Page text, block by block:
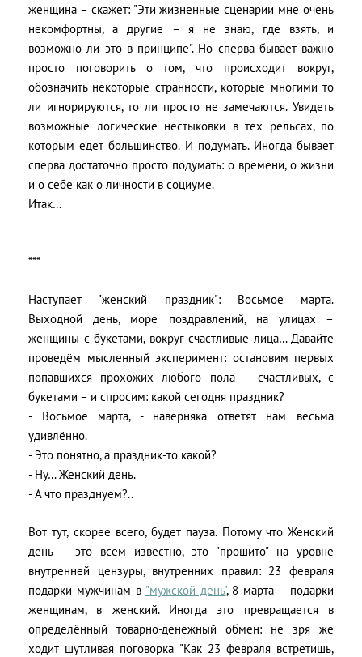
женщина – скажет: "Эти жизненные сценарии мне очень
некомфортны, а другие – я не знаю, где взять, и
возможно ли это в принципе". Но сперва бывает важно
просто поговорить о том, что происходит вокруг,
обозначить некоторые странности, которые многими то
ли игнорируются, то ли просто не замечаются. Увидеть
возможные логические нестыковки в тех рельсах, по
которым едет большинство. И подумать. Иногда бывает
сперва достаточно просто подумать: о времени, о жизни
и о себе как о личности в социуме.
Итак…
***
Наступает "женский праздник": Восьмое марта.
Выходной день, море поздравлений, на улицах –
женщины с букетами, вокруг счастливые лица… Давайте
проведём мысленный эксперимент: остановим первых
попавшихся прохожих любого пола – счастливых, с
букетами – и спросим: какой сегодня праздник?
- Восьмое марта, - наверняка ответят нам весьма
удивлённо.
- Это понятно, а праздник-то какой?
- Ну… Женский день.
- А что празднуем?..
Вот тут, скорее всего, будет пауза. Потому что Женский
день – это всем известно, это "прошито" на уровне
внутренней цензуры, внутренних правил: 23 февраля
подарки мужчинам в "мужской день", 8 марта – подарки
женщинам, в женский. Иногда это превращается в
определённый товарно-денежный обмен: не зря же
ходит шутливая поговорка "Как 23 февраля встретишь,